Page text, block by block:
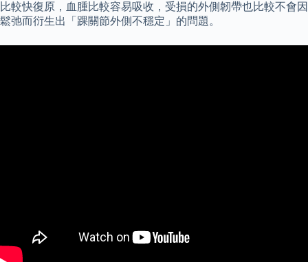
比較快復原，血腫比較容易吸收，受損的外側韌帶也比較不會因
鬆弛而衍生出「踝關節外側不穩定」的問題。